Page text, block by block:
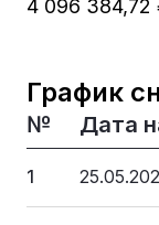
4 096 384,72
График
№ Дата
1